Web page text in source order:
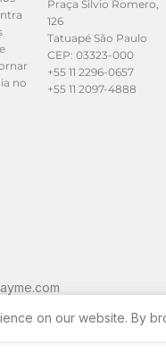
no
Praça Silvio Romero,
126
Tatuapé São Paulo
CEP: 03323-000
+55 11 2296-0657
+55 11 2097-4888
on our website. By